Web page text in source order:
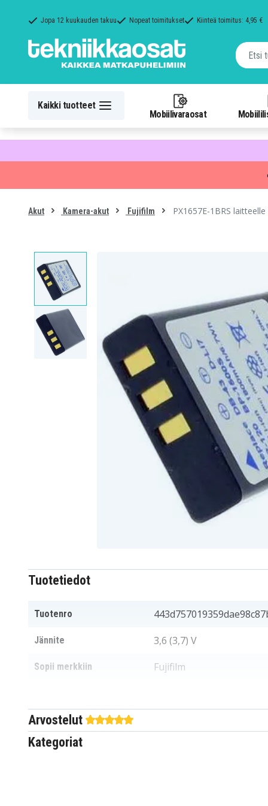
Jopa 12 kuukauden takuu Nopeat toimitukset Kiinteä toimitus: 4,95 €
Kaikki tuotteet
Mobiilivaraosat
Akut Kamera-akut Fujifilm PX1657E-1BRS
Tuotetiedot
Tuotenro
Jännite 3,6 (3,7) V
Sopii merkkiin Fujifilm
Kapasiteetti
Arvostelut
Kategoriat